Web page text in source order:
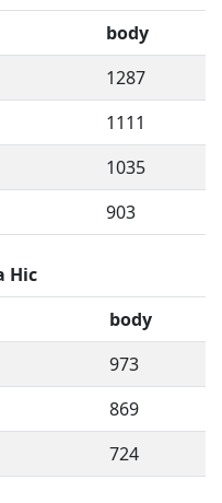
body
1287
1111
1035
903
Hic
body
973
869
724